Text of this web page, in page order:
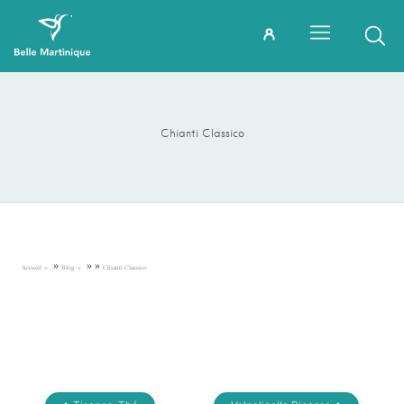
Chianti Classico
Accueil » Blog » » Chianti Classico